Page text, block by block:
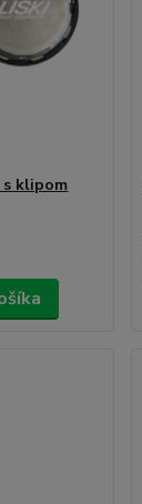
s klipom